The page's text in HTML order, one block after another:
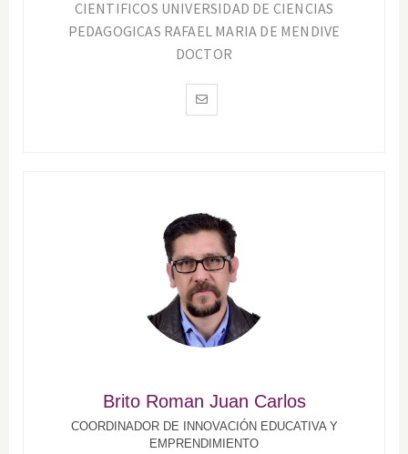
CIENTIFICOS UNIVERSIDAD DE CIENCIAS
PEDAGOGICAS RAFAEL MARIA DE MENDIVE
DOCTOR
Brito Roman Juan Carlos
COORDINADOR DE INNOVACIÓN EDUCATIVA Y
EMPRENDIMIENTO